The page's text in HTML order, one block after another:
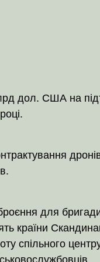
дол. США на
для
країни
спільного